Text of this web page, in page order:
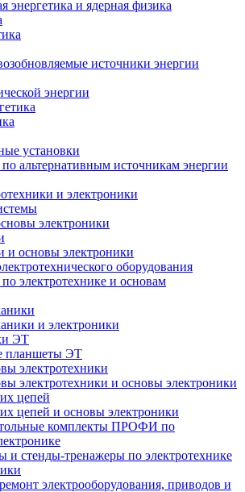
энергетика и ядерная физика
источники энергии
энергии
установки
альтернативным источникам энергии
и электроники
электроники
и основы электроники
оборудования
электротехнике и основам
и электроники
ЭТ
планшеты ЭТ
электротехники
электротехники и основы электроники
цепей
цепей и основы электроники
комплекты ПРОФИ по
и стенды-тренажеры по электротехнике
электрооборудования, приводов и